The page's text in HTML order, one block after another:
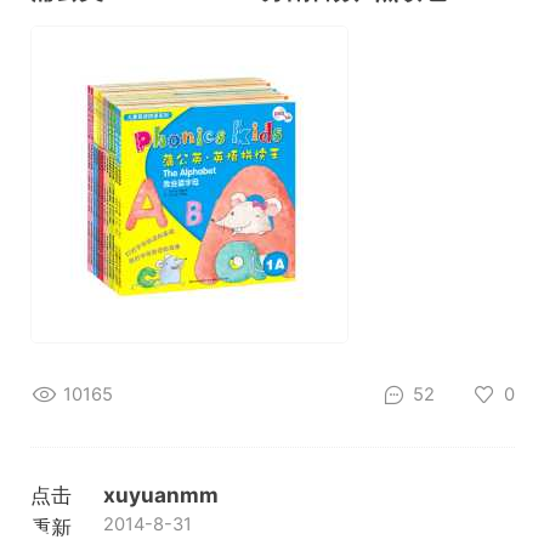
10165 52 0
点击
重新
xuyuanmm
2014-8-31